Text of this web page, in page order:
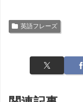
英語フレーズ